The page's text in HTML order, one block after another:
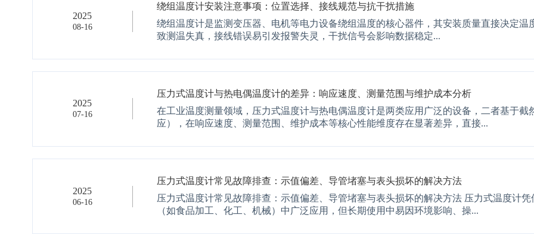
2025
08-16
绕组温度计安装注意事项：位置选择、接线规范与抗干扰措施
绕组温度计是监测变压器、电机等电力设备绕组温度的核心器件，其安装质量直接决定
致测温失真，接线错误易引发报警失灵，干扰信号会影响数据稳定...
2025
07-16
压力式温度计与热电偶温度计的差异：响应速度、测量范围与维护成本分析
在工业温度测量领域，压力式温度计与热电偶温度计是两类应用广泛的设备，二者基于截
应），在响应速度、测量范围、维护成本等核心性能维度存在显著差异，直接...
2025
06-16
压力式温度计常见故障排查：示值偏差、导管堵塞与表头损坏的解决方法
压力式温度计常见故障排查：示值偏差、导管堵塞与表头损坏的解决方法 压力式温度计
（如食品加工、化工、机械）中广泛应用，但长期使用中易因环境影响、操...